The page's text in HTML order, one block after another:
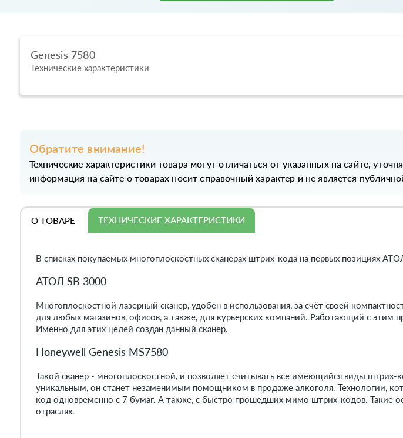
Genesis 7580
Технические характеристики
Обратите внимание!
Технические характеристики товара могут отличаться от указанных на сайте,
информация на сайте о товарах носит справочный характер и не является
О ТОВАРЕ ТЕХНИЧЕСКИЕ ХАРАКТЕРИСТИКИ
В списках покупаемых многоплоскостных сканерах штрих-кода на первых позициях
АТОЛ SB 3000
Многоплоскостной лазерный сканер, удобен в использования, за счёт своей
для любых магазинов, офисов, а также, для курьерских компаний. Работающий с этим
Именно для этих целей создан данный сканер.
Honeywell Genesis MS7580
Такой сканер - многоплоскостной, и позволяет считывать все имеющийся виды
уникальным, он станет незаменимым помощником в продаже алкоголя. Технологии,
код одновременно с 7 бумаг. А также, с быстро прошедших мимо штрих-кодов. Такие
отраслях.